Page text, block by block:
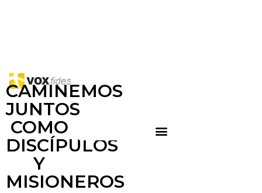
CAMINEMOS
JUNTOS
COMO
DISCÍPULOS
Y
MISIONEROS